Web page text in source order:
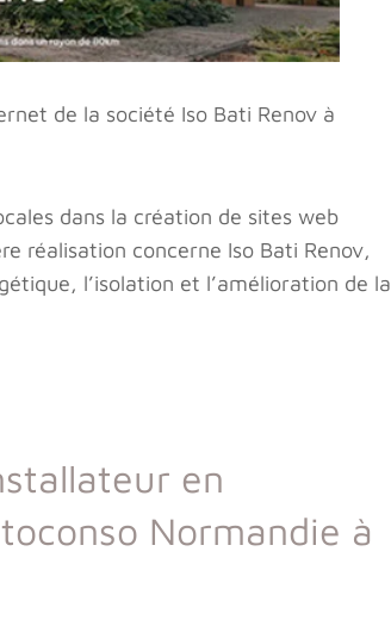
de la société Iso Bati Renov à
dans la création de sites web
réalisation concerne Iso Bati Renov,
l’isolation et l’amélioration de la
en
Normandie à